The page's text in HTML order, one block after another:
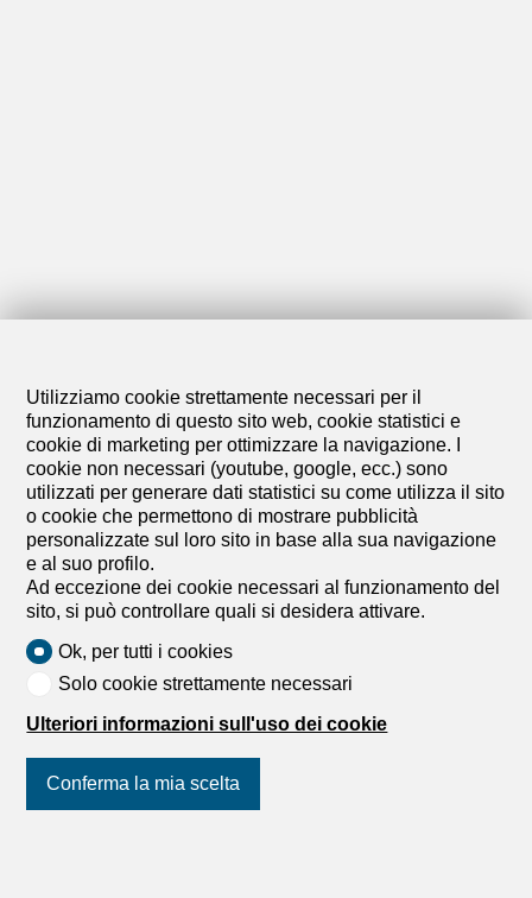
Utilizziamo cookie strettamente necessari per il
funzionamento di questo sito web, cookie statistici e
cookie di marketing per ottimizzare la navigazione. I
cookie non necessari (youtube, google, ecc.) sono
utilizzati per generare dati statistici su come utilizza il sito
o cookie che permettono di mostrare pubblicità
personalizzate sul loro sito in base alla sua navigazione
e al suo profilo.
Ad eccezione dei cookie necessari al funzionamento del
sito, si può controllare quali si desidera attivare.
Ok, per tutti i cookies
Solo cookie strettamente necessari
Ulteriori informazioni sull'uso dei cookie
Conferma la mia scelta